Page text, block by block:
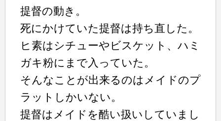
提督の動き。
死にかけていた提督は持ち直した。
ヒ素はシチューやビスケット、ハミ
ガキ粉にまで入っていた。
そんなことが出来るのはメイドのプ
ラットしかいない。
提督はメイドを酷い扱いしていまし